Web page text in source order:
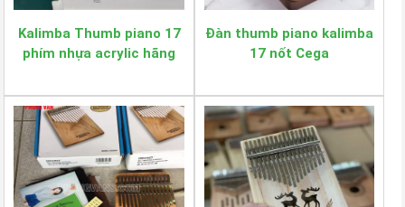
Kalimba Thumb piano 17
phím nhựa acrylic hãng
Đàn thumb piano kalimba
17 nốt Cega